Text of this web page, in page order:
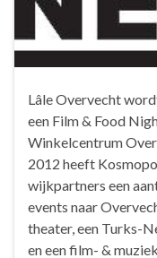
Lâle Overvecht
een Film & Food
Winkelcentrum
2012 heeft
wijkpartners een
events naar
theater, een Turks-
en een film- &